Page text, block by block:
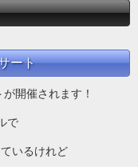
ート
開催されます！
で
いるけれど